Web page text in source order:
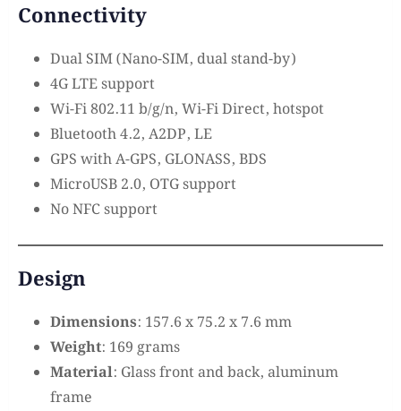
Connectivity
Dual SIM (Nano-SIM, dual stand-by)
4G LTE support
Wi-Fi 802.11 b/g/n, Wi-Fi Direct, hotspot
Bluetooth 4.2, A2DP, LE
GPS with A-GPS, GLONASS, BDS
MicroUSB 2.0, OTG support
No NFC support
Design
Dimensions: 157.6 x 75.2 x 7.6 mm
Weight: 169 grams
Material: Glass front and back, aluminum
frame